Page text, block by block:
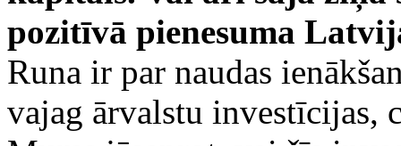
pozitīvā pienesuma
Runa ir par naudas
vajag ārvalstu investīcijas,